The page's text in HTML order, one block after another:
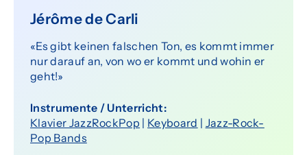
Jérôme de Carli
«Es gibt keinen falschen Ton, es kommt immer
nur darauf an, von wo er kommt und wohin er
geht!»
Instrumente / Unterricht:
Klavier JazzRockPop | Keyboard | Jazz-Rock-
Pop Bands